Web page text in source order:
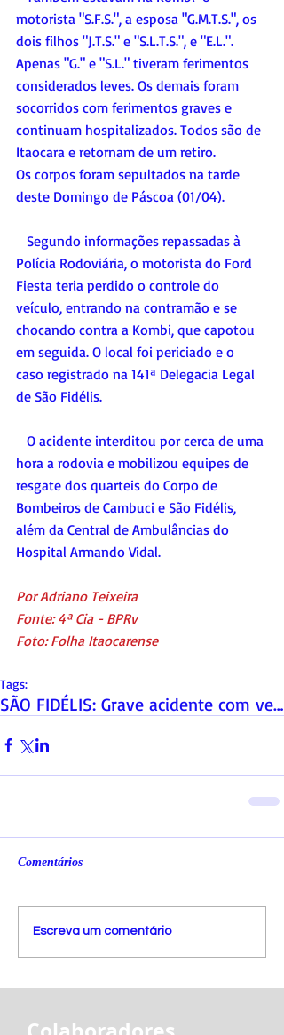
motorista "S.F.S.", a esposa "G.M.T.S.", os
dois filhos "J.T.S." e "S.L.T.S.", e "E.L.".
Apenas "G." e "S.L." tiveram ferimentos
considerados leves. Os demais foram
socorridos com ferimentos graves e
continuam hospitalizados. Todos são de
Itaocara e retornam de um retiro.
Os corpos foram sepultados na tarde
deste Domingo de Páscoa (01/04).
Polícia Rodoviária, o motorista do Ford
Fiesta teria perdido o controle do
veículo, entrando na contramão e se
chocando contra a Kombi, que capotou
em seguida. O local foi periciado e o
caso registrado na 141ª Delegacia Legal
de São Fidélis.
hora a rodovia e mobilizou equipes de
resgate dos quarteis do Corpo de
Bombeiros de Cambuci e São Fidélis,
além da Central de Ambulâncias do
Hospital Armando Vidal.
Por Adriano Teixeira
Fonte: 4ª Cia - BPRv
Foto: Folha Itaocarense
Tags:
SÃO FIDÉLIS: Grave acidente com veículos faz doze
Comentários
Escreva um comentário